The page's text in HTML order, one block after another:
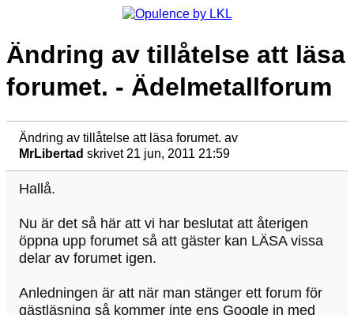
Ändring av tillåtelse att läsa
forumet. - Ädelmetallforum
Ändring av tillåtelse att läsa forumet. av
MrLibertad skrivet 21 jun, 2011 21:59
Hallå.
Nu är det så här att vi har beslutat att återigen
öppna upp forumet så att gäster kan LÄSA vissa
delar av forumet igen.
Anledningen är att när man stänger ett forum för
gästläsning så kommer inte ens Google in med